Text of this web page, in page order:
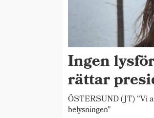
Ingen
rättar
ÖSTERSUND (JT) "Vi
belysningen"